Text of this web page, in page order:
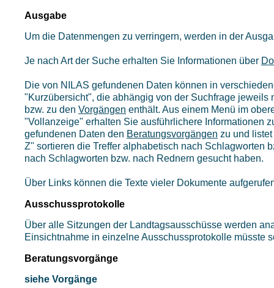
Ausgabe
Um die Datenmengen zu verringern, werden in der
Je nach Art der Suche erhalten Sie Informationen über
Die von NILAS gefundenen Daten können in
"Kurzübersicht", die abhängig von der Suchfrage
bzw. zu den Vorgängen enthält. Aus einem Menü im
"Vollanzeige" erhalten Sie ausführlichere Informationen
gefundenen Daten den Beratungsvorgängen zu und
Z" sortieren die Treffer alphabetisch nach Schlagworten
nach Schlagworten bzw. nach Rednern gesucht haben.
Über Links können die Texte vieler Dokumente
Ausschussprotokolle
Über alle Sitzungen der Landtagsausschüsse werden
Einsichtnahme in einzelne Ausschussprotokolle müsste
Beratungsvorgänge
siehe Vorgänge